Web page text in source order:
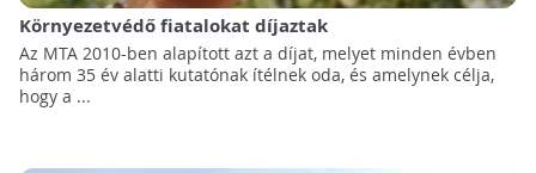
Környezetvédő fiatalokat díjaztak
Az MTA 2010-ben alapított azt a díjat, melyet minden évben
három 35 év alatti kutatónak ítélnek oda, és amelynek célja,
hogy a ...